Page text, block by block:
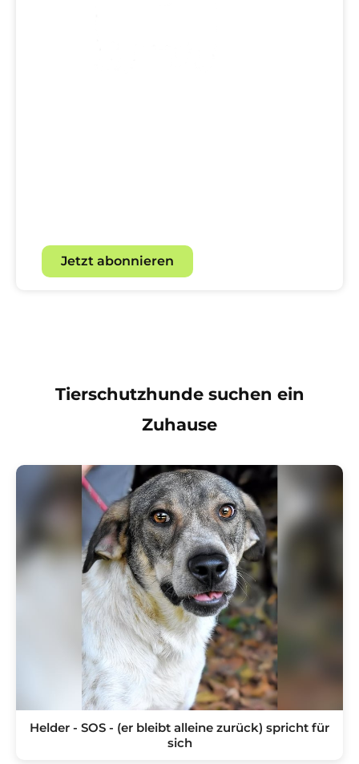
Jetzt abonnieren
Tierschutzhunde suchen ein
Zuhause
Helder - SOS - (er bleibt alleine zurück) spricht für
sich